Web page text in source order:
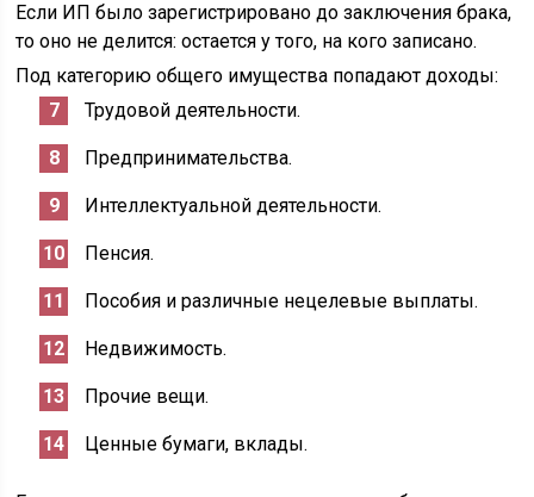
Если ИП было зарегистрировано до заключения брака,
то оно не делится: остается у того, на кого записано.
Под категорию общего имущества попадают доходы:
Трудовой деятельности.
Предпринимательства.
Интеллектуальной деятельности.
Пенсия.
Пособия и различные нецелевые выплаты.
Недвижимость.
Прочие вещи.
Ценные бумаги, вклады.